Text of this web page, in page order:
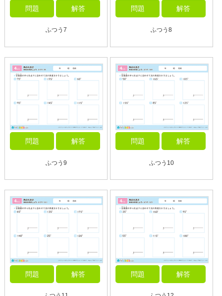
問題 解答
ふつう7
問題 解答
ふつう8
問題 解答
ふつう9
問題 解答
ふつう10
問題 解答 問題 解答